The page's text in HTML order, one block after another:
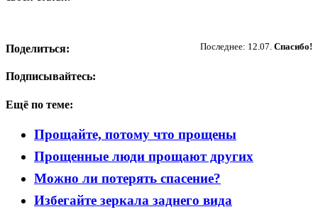
Последнее: 12.07. Спасибо!
Поделиться:
Подписывайтесь:
Ещё по теме:
Прощайте, потому что прощены
Прощенные люди прощают других
Можно ли потерять спасение?
Избегайте зеркала заднего вида